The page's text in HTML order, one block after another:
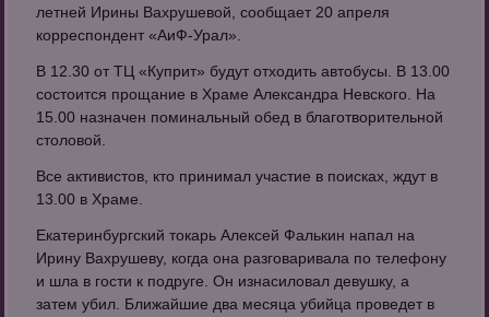
летней Ирины Вахрушевой, сообщает 20 апреля
корреспондент «АиФ-Урал».
В 12.30 от ТЦ «Куприт» будут отходить автобусы. В 13.00
состоится прощание в Храме Александра Невского. На
15.00 назначен поминальный обед в благотворительной
столовой.
Все активистов, кто принимал участие в поисках, ждут в
13.00 в Храме.
Екатеринбургский токарь Алексей Фалькин напал на
Ирину Вахрушеву, когда она разговаривала по телефону
и шла в гости к подруге. Он изнасиловал девушку, а
затем убил. Ближайшие два месяца убийца проведет в